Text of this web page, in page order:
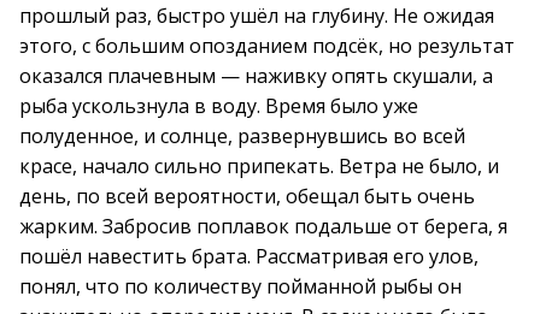
прошлый раз, быстро ушёл на глубину. Не ожидая
этого, с большим опозданием подсёк, но результат
оказался плачевным — наживку опять скушали, а
рыба ускользнула в воду. Время было уже
полуденное, и солнце, развернувшись во всей
красе, начало сильно припекать. Ветра не было, и
день, по всей вероятности, обещал быть очень
жарким. Забросив поплавок подальше от берега, я
пошёл навестить брата. Рассматривая его улов,
понял, что по количеству пойманной рыбы он